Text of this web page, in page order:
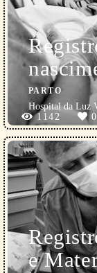
PARTO
Hospital da Luz
1142
0
e